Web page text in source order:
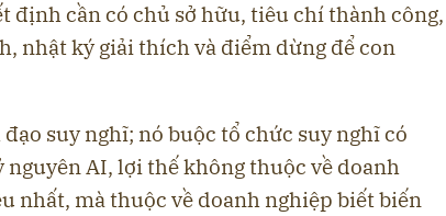
định cần có chủ sở hữu, tiêu chí thành công,
nhật ký giải thích và điểm dừng để con
suy nghĩ; nó buộc tổ chức suy nghĩ có
AI, lợi thế không thuộc về doanh
nhất, mà thuộc về doanh nghiệp biết biến